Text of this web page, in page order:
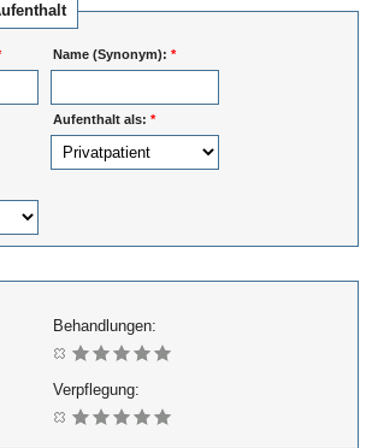
Name (Synonym): *
Aufenthalt als: *
Behandlungen:
Verpflegung: